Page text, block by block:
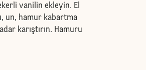
vanilin ekleyin. El
un, hamur kabartma
karıştırın. Hamuru